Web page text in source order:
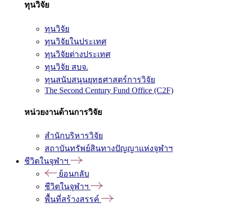
ทุนวิจัย
ทุนวิจัย
ทุนวิจัยในประเทศ
ทุนวิจัยต่างประเทศ
ทุนวิจัย สบจ.
ทุนสนับสนุนยุทธศาสตร์การวิจัย
The Second Century Fund Office (C2F)
หน่วยงานด้านการวิจัย
สำนักบริหารวิจัย
สถาบันทรัพย์สินทางปัญญาแห่งจุฬาฯ
ชีวิตในจุฬาฯ
ย้อนกลับ
ชีวิตในจุฬาฯ
พื้นที่สร้างสรรค์